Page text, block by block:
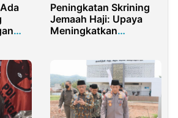
Peningkatan Skrining
Jemaah Haji: Upaya
Meningkatkan
Ibadah Haji